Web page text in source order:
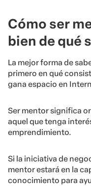
Cómo ser
bien de qué
La mejor forma de
primero en qué
gana espacio en
Ser mentor significa
aquel que tenga
emprendimiento.
Si la iniciativa de
mentor estará en la
conocimiento para